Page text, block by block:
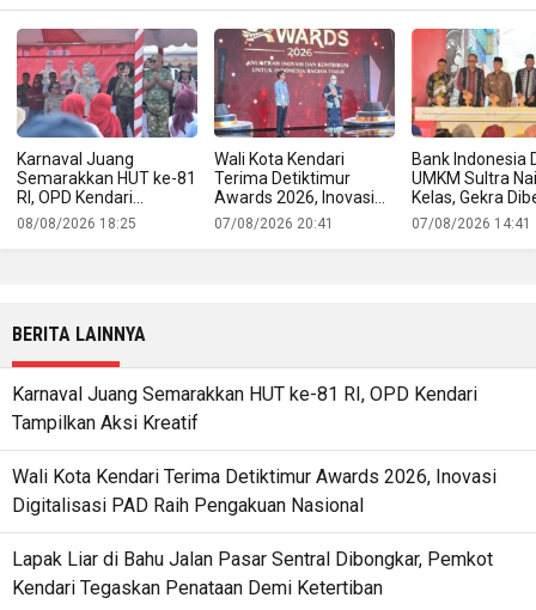
Karnaval Juang
Semarakkan HUT ke-81
RI, OPD Kendari
Tampilkan Aksi Kreatif
08/08/2026 18:25
Wali Kota Kendari
Terima Detiktimur
Awards 2026, Inovasi
Digitalisasi PAD Raih
Pengakuan Nasional
07/08/2026 20:41
Bank Indonesia
UMKM Sultra
Kelas, Gekra
untuk Buka
Produk Lokal
07/08/2026 14:41
BERITA LAINNYA
Karnaval Juang Semarakkan HUT ke-81 RI, OPD Kendari
Tampilkan Aksi Kreatif
Wali Kota Kendari Terima Detiktimur Awards 2026, Inovasi
Digitalisasi PAD Raih Pengakuan Nasional
Lapak Liar di Bahu Jalan Pasar Sentral Dibongkar, Pemkot
Kendari Tegaskan Penataan Demi Ketertiban